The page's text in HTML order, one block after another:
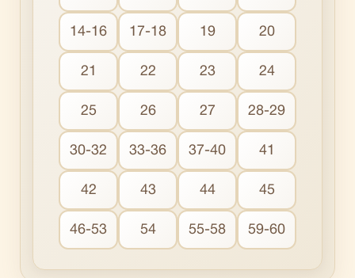
14-16 17-18 19 20
21 22 23 24
25 26 27 28-29
30-32 33-36 37-40 41
42 43 44 45
46-53 54 55-58 59-60